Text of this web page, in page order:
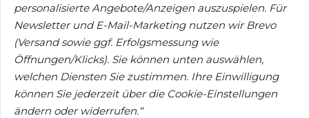
personalisierte Angebote/Anzeigen auszuspielen. Für
Newsletter und E-Mail-Marketing nutzen wir Brevo
(Versand sowie ggf. Erfolgsmessung wie
Öffnungen/Klicks). Sie können unten auswählen,
welchen Diensten Sie zustimmen. Ihre Einwilligung
können Sie jederzeit über die Cookie-Einstellungen
ändern oder widerrufen.“
Mehr laden
Kräuter kaufen – in
natürlicher Qualität